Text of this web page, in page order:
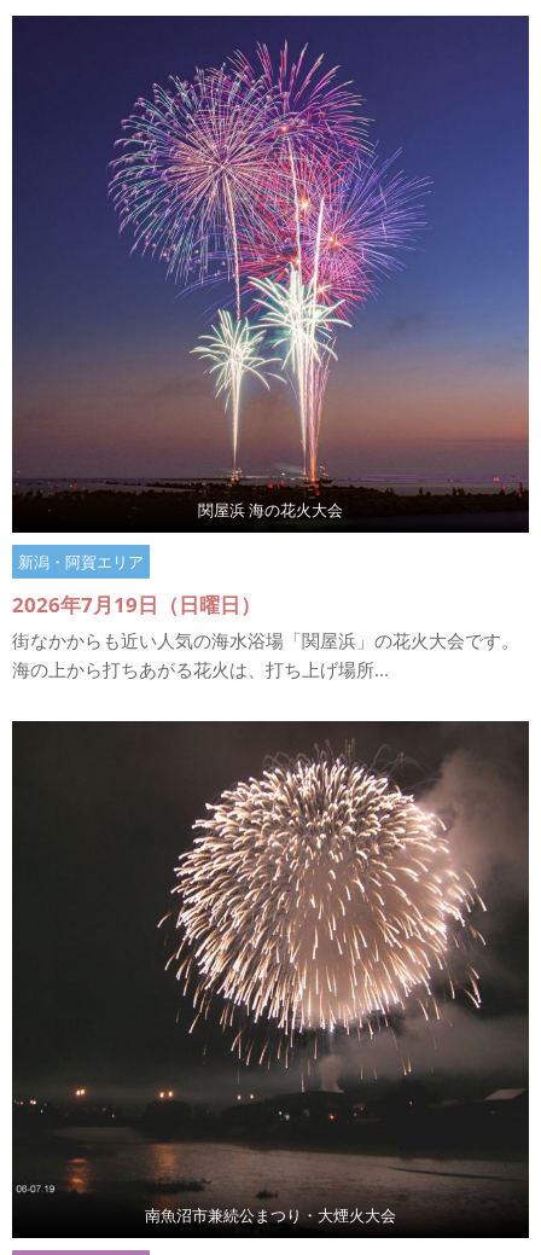
関屋浜 海の花火大会
新潟・阿賀エリア
2026年7月19日（日曜日）
街なかからも近い人気の海水浴場「関屋浜」の花火大会です。
海の上から打ちあがる花火は、打ち上げ場所...
南魚沼市兼続公まつり・大煙火大会